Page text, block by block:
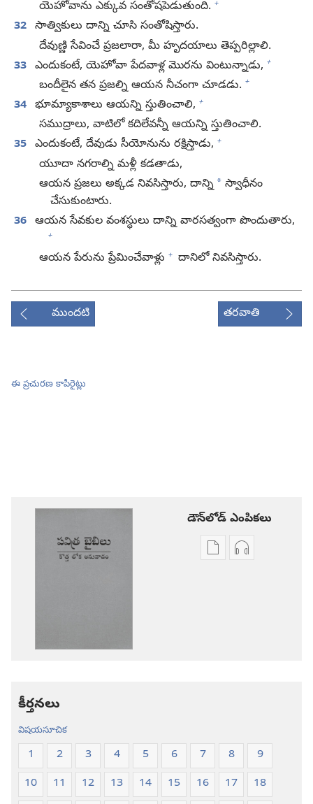
యెహోవాను ఎక్కువ సంతోషపెడుతుంది. +
32 సాత్వికులు దాన్ని చూసి సంతోషిస్తారు.
దేవుణ్ణి సేవించే ప్రజలారా, మీ హృదయాలు తెప్పరిల్లాలి.
33 ఎందుకంటే, యెహోవా పేదవాళ్ల మొరను వింటున్నాడు, +
బందీలైన తన ప్రజల్ని ఆయన నీచంగా చూడడు. +
34 భూమ్యాకాశాలు ఆయన్ని స్తుతించాలి, +
సముద్రాలు, వాటిలో కదిలేవన్నీ ఆయన్ని స్తుతించాలి.
35 ఎందుకంటే, దేవుడు సీయోనును రక్షిస్తాడు, +
యూదా నగరాల్ని మళ్లీ కడతాడు,
ఆయన ప్రజలు అక్కడ నివసిస్తారు, దాన్ని * స్వాధీనం
చేసుకుంటారు.
36 ఆయన సేవకుల వంశస్థులు దాన్ని వారసత్వంగా పొందుతారు,
+
ఆయన పేరును ప్రేమించేవాళ్లు + దానిలో నివసిస్తారు.
ముందటి తరవాతి
ఈ ప్రచురణ కాపీరైట్లు
డౌన్‌లోడ్‌ ఎంపికలు
ప్రచురణలఆడియో
కీర్తనలు
విషయసూచిక
1 2 3 4 5 6 7 8
9
10
11 12 13 14 15 16 17
18